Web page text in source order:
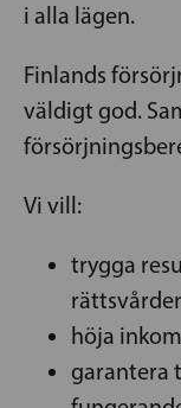
i alla lägen.
Finlands
väldigt god.
Vi vill:
trygga
höja
garantera